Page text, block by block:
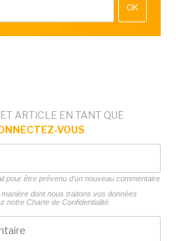
OK
ARTICLE EN TANT QUE
VOUS
pour être prévenu d'un nouveau commentaire
dont nous traitons vos données
notre Charte de Confidentialité.